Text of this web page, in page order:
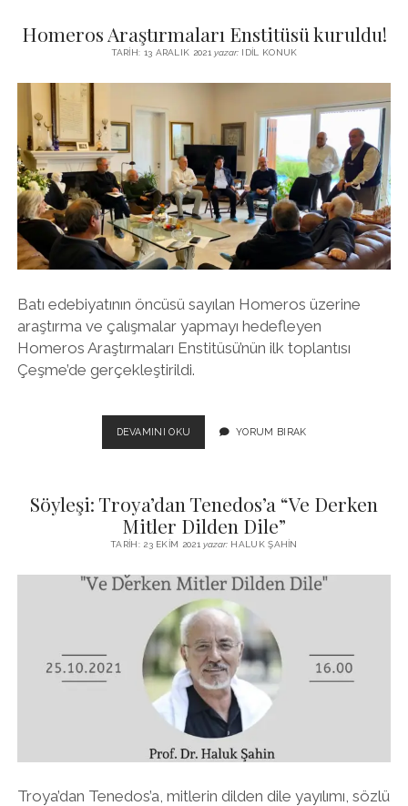
AĞUSTOS’TA
BOZCAADA’DA.
KEZ
ETKINLIĞIN
ANA
KONUSU
TROYA
VE
GÖÇLER,
YILIN
OZANI
MUSTAFA
KÖZ
Homeros Araştırmaları Enstitüsü kuruldu!
TARIH: 13 ARALIK 2021yazar: IDIL KONUK
Batı edebiyatının öncüsü sayılan Homeros üzerine
araştırma ve çalışmalar yapmayı hedefleyen
Homeros Araştırmaları Enstitüsü’nün ilk toplantısı
Çeşme’de gerçekleştirildi.
DEVAMINI OKU HOMEROS
ARAŞTIRMALARI
YORUM BIRAK
Söyleşi: Troya’dan Tenedos’a “Ve Derken
Mitler Dilden Dile”
TARIH: 23 EKIM 2021yazar: HALUK ŞAHIN
Troya’dan Tenedos’a, mitlerin dilden dile yayılımı, sözlü